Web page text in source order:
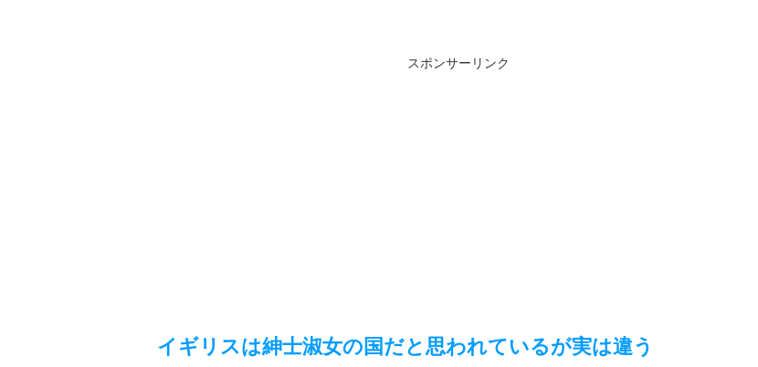
スポンサーリンク
イギリスは紳士淑女の国だと思われているが実は違う